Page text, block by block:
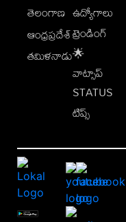
తెలంగాణ
ఆంధ్రప్రదేశ్
తమిళనాడు
ఉద్యోగాలు
ట్రెండింగ్
🌟
వాట్సాప్
STATUS
టిప్స్